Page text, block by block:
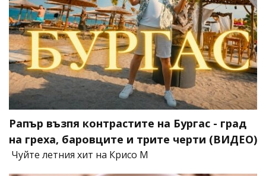
Рапър възпя контрастите на Бургас - град
на греха, баровците и трите черти (ВИДЕО)
Чуйте летния хит на Крисо М